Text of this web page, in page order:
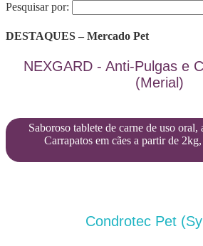
Pesquisar por:
DESTAQUES – Mercado Pet
NEXGARD - Anti-Pulgas e
(Merial)
Saboroso tablete de carne de uso oral,
Carrapatos em cães a partir de
Condrotec Pet